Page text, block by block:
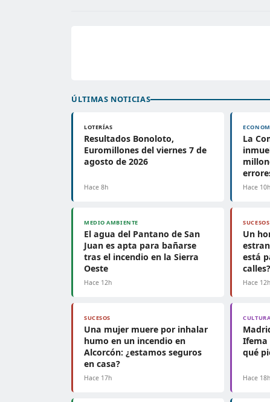
ÚLTIMAS NOTICIAS
LOTERÍAS
Resultados Bonoloto,
Euromillones del viernes 7 de
agosto de 2026
Hace 8h
La
Hace 10h
MEDIO AMBIENTE
El agua del Pantano de San
Juan es apta para bañarse
tras el incendio en la Sierra
Oeste
Hace 12h
SUCESOS
Un
está
calles?
Hace 12h
SUCESOS
Una mujer muere por inhalar
humo en un incendio en
Alcorcón: ¿estamos seguros
en casa?
Hace 17h
Ifema
qué
Hace 18h